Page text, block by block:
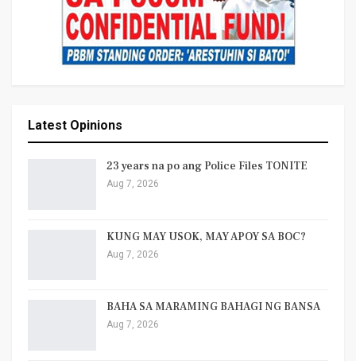
Latest Opinions
23 years na po ang Police Files TONITE
Aug 7, 2026
KUNG MAY USOK, MAY APOY SA BOC?
Aug 7, 2026
BAHA SA MARAMING BAHAGI NG BANSA
Aug 7, 2026